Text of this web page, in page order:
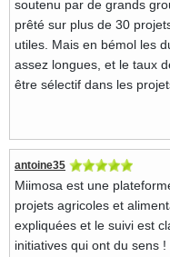
soutenu par de grands
prêté sur plus de 30
utiles. Mais en bémol les
assez longues, et le taux
être sélectif dans les
antoine35
Miimosa est une
projets agricoles et
expliquées et le suivi est
initiatives qui ont du sens